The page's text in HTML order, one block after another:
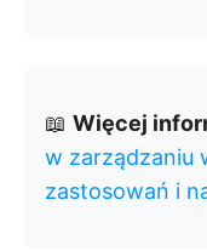
📖 Więcej
w zarządzaniu
zastosowań i